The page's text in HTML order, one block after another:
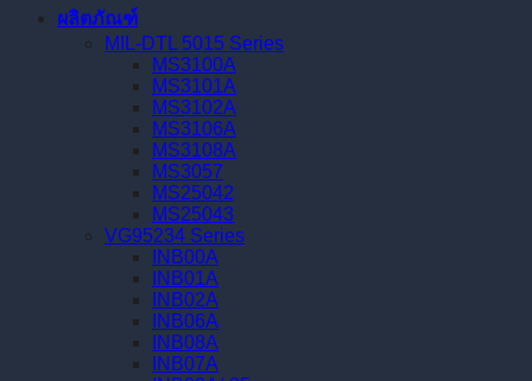
ผลิตภัณฑ์
MIL-DTL 5015 Series
MS3100A
MS3101A
MS3102A
MS3106A
MS3108A
MS3057
MS25042
MS25043
VG95234 Series
INB00A
INB01A
INB02A
INB06A
INB08A
INB07A